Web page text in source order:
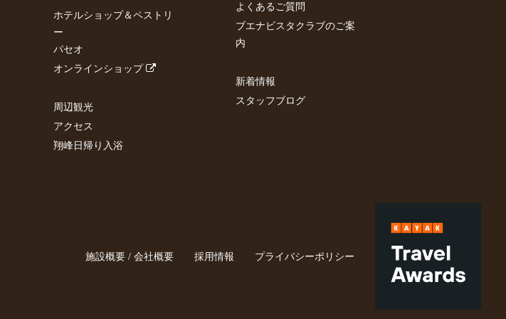
ホテルショップ＆ペストリ
ー
パセオ
オンラインショップ
周辺観光
アクセス
翔峰日帰り入浴
よくあるご質問
ブエナビスタクラブのご案
内
新着情報
スタッフブログ
施設概要 / 会社概要 採用情報 プライバシーポリシー